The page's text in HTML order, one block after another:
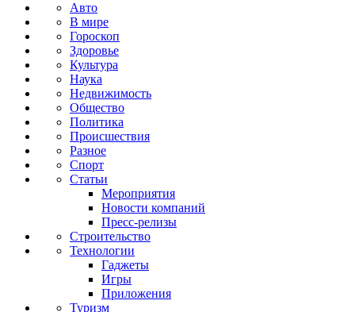
Авто
В мире
Гороскоп
Здоровье
Культура
Наука
Недвижимость
Общество
Политика
Происшествия
Разное
Спорт
Статьи
Мероприятия
Новости компаний
Пресс-релизы
Строительство
Технологии
Гаджеты
Игры
Приложения
Туризм